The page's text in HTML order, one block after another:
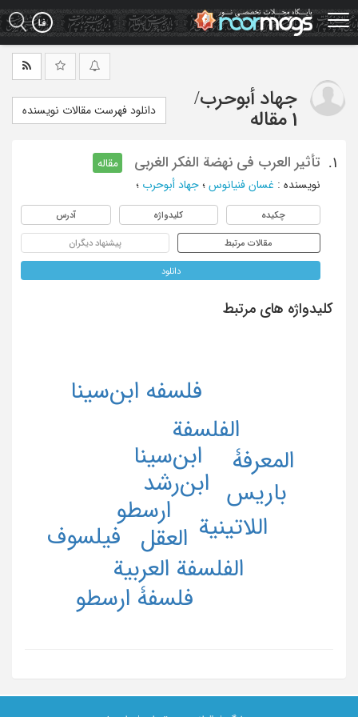
Skip
to
main
جهاد أبوحرب/
1 مقاله
دانلود فهرست مقالات نویسنده
1. تأثیر العرب فی نهضة الفکر الغربی
مقاله
نویسنده : غسان فنیانوس ؛ جهاد أبوحرب ؛
چکیده کلیدواژه آدرس
مقالات مرتبط پیشنهاد دیگران
دانلود
کلیدواژه های مرتبط
ابن‌رشد
ابن‌سینا
ارسطو
العقل
الفلسفة
الفلسفة العربیة
اللاتینیة
المعرفۀ
باریس
فلسفه ابن‌سینا
فلسفۀ ارسطو
فیلسوف